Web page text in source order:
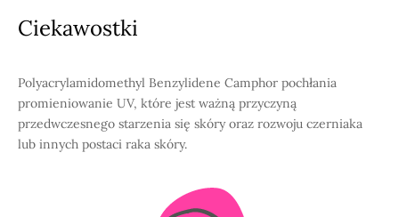
Ciekawostki
Polyacrylamidomethyl Benzylidene Camphor pochłania
promieniowanie UV, które jest ważną przyczyną
przedwczesnego starzenia się skóry oraz rozwoju czerniaka
lub innych postaci raka skóry.